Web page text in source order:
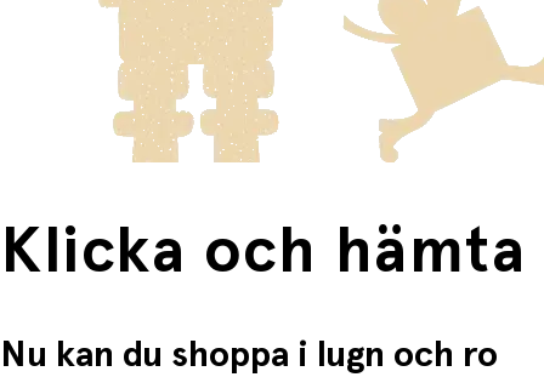
innebär en högre fraktkostnad.
Produkter som omfattas av detta är tydligt märkta, och
frakten för dessa varor visas i kassan.
Fri frakt när du handlar för mer än 1500:-
Klicka och hämta
Nu kan du shoppa i lugn och ro